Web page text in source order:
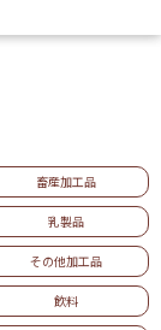
畜産加工品
乳製品
その他加工品
飲料